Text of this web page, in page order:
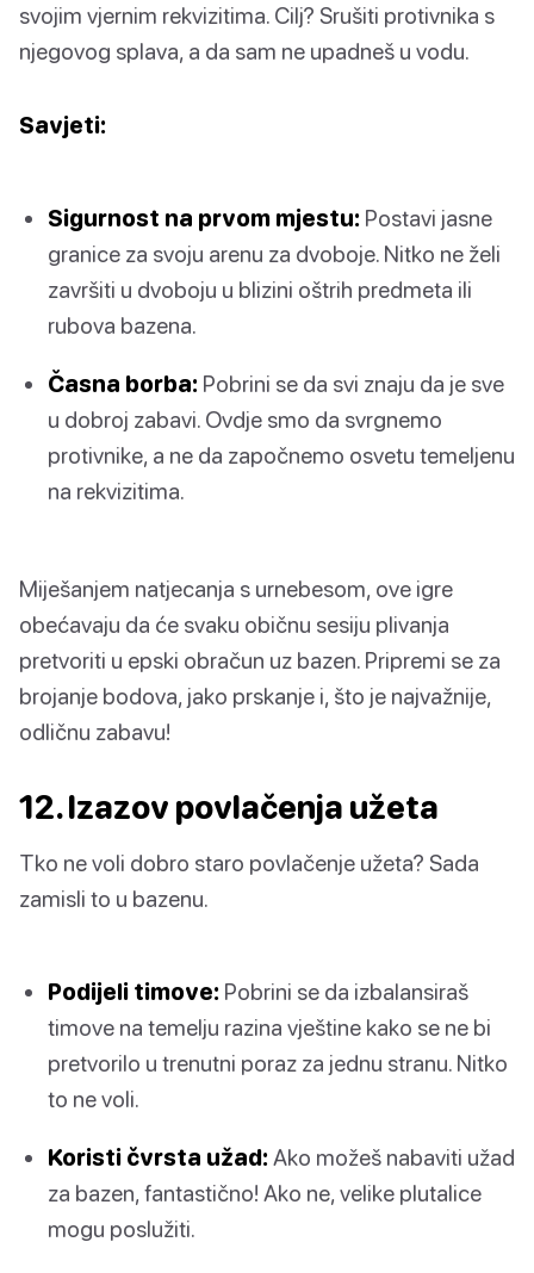
svojim vjernim rekvizitima. Cilj? Srušiti protivnika s
njegovog splava, a da sam ne upadneš u vodu.
Savjeti:
Sigurnost na prvom mjestu: Postavi jasne
granice za svoju arenu za dvoboje. Nitko ne želi
završiti u dvoboju u blizini oštrih predmeta ili
rubova bazena.
Časna borba: Pobrini se da svi znaju da je sve
u dobroj zabavi. Ovdje smo da svrgnemo
protivnike, a ne da započnemo osvetu temeljenu
na rekvizitima.
Miješanjem natjecanja s urnebesom, ove igre
obećavaju da će svaku običnu sesiju plivanja
pretvoriti u epski obračun uz bazen. Pripremi se za
brojanje bodova, jako prskanje i, što je najvažnije,
odličnu zabavu!
12. Izazov povlačenja užeta
Tko ne voli dobro staro povlačenje užeta? Sada
zamisli to u bazenu.
Podijeli timove: Pobrini se da izbalansiraš
timove na temelju razina vještine kako se ne bi
pretvorilo u trenutni poraz za jednu stranu. Nitko
to ne voli.
Koristi čvrsta užad: Ako možeš nabaviti užad
za bazen, fantastično! Ako ne, velike plutalice
mogu poslužiti.